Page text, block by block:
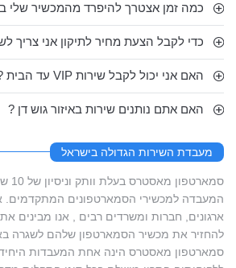
כמה זמן אצטרך להיפרד מהמכשיר שלי
כדי לקבל הצעת מחיר לתיקון אני צריך
האם אני יכול לקבל שירות VIP עד הבית ?
האם אתם נותנים שירות באיזור גוש דן ?
מעבדת השירות הגדולה בישראל
המעבדה למכשירי הסמארטפונים המתקדמים.
ארגונים, חברות ומשרדים רבים , אנו מבינים את
להחזיר את מכשיר הסמארטפון שלהם לשגרה
סמארטפון מאסטרס הינה אחת המעבדות